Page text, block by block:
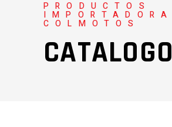
PRODUCTOS
IMPORTADORA
COLMOTOS
CATALOGO